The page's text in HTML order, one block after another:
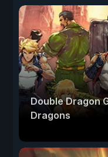
Double Dragon
Dragons